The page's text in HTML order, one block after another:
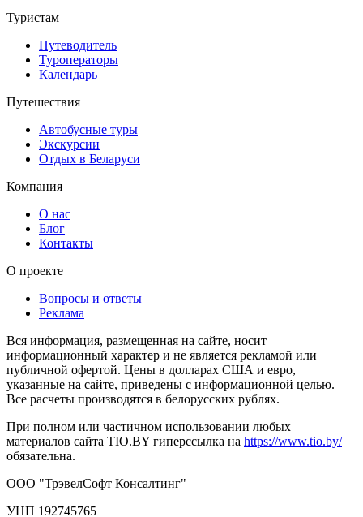
Туристам
Путеводитель
Туроператоры
Календарь
Путешествия
Автобусные туры
Экскурсии
Отдых в Беларуси
Компания
О нас
Блог
Контакты
О проекте
Вопросы и ответы
Реклама
Вся информация, размещенная на сайте, носит
информационный характер и не является рекламой или
публичной офертой. Цены в долларах США и евро,
указанные на сайте, приведены с информационной целью.
Все расчеты производятся в белорусских рублях.
При полном или частичном использовании любых
материалов сайта TIO.BY гиперссылка на https://www.tio.by/
обязательна.
ООО "ТрэвелСофт Консалтинг"
УНП 192745765